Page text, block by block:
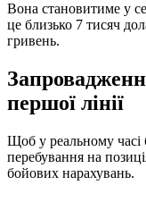
Вона становитиме у
це близько 7 тисяч
гривень.
першої лінії
Щоб у реальному часі
перебування на
бойових нарахувань.